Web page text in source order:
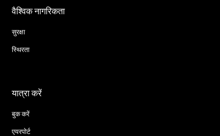
वैश्विक नागरिकता
सुरक्षा
स्थिरता
यात्रा करें
बुक करें
एयरपोर्ट